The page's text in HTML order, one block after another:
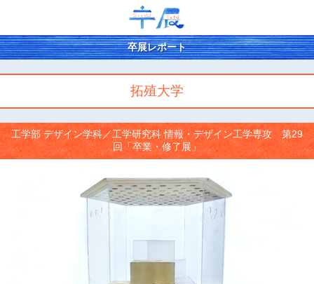
卒展レポート
拓殖大学
工学部 デザイン学科／工学研究科 情報・デザイン工学専攻 第29
回「卒業・修了展」